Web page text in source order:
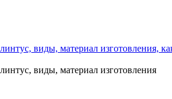
виды, материал изготовления,
виды, материал изготовления